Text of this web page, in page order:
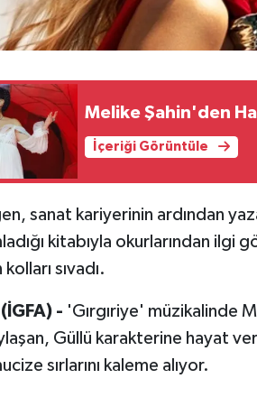
Melike Şahin'den
İçeriği Görüntüle
sanat kariyerinin ardından
kitabıyla okurlarından ilgi
sıvadı.
- 'Gırgıriye' müzikalinde
Güllü karakterine hayat
sırlarını kaleme alıyor.